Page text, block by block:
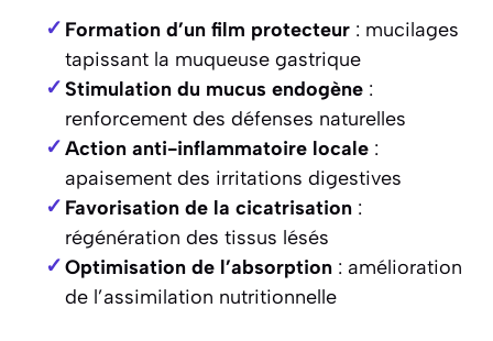
Formation d’un film protecteur: mucilages
tapissant la muqueuse gastrique
Stimulation du mucus endogène:
renforcement des défenses naturelles
Action anti-inflammatoire locale:
apaisement des irritations digestives
Favorisation de la cicatrisation:
régénération des tissus lésés
Optimisation de l’absorption: amélioration
de l’assimilation nutritionnelle